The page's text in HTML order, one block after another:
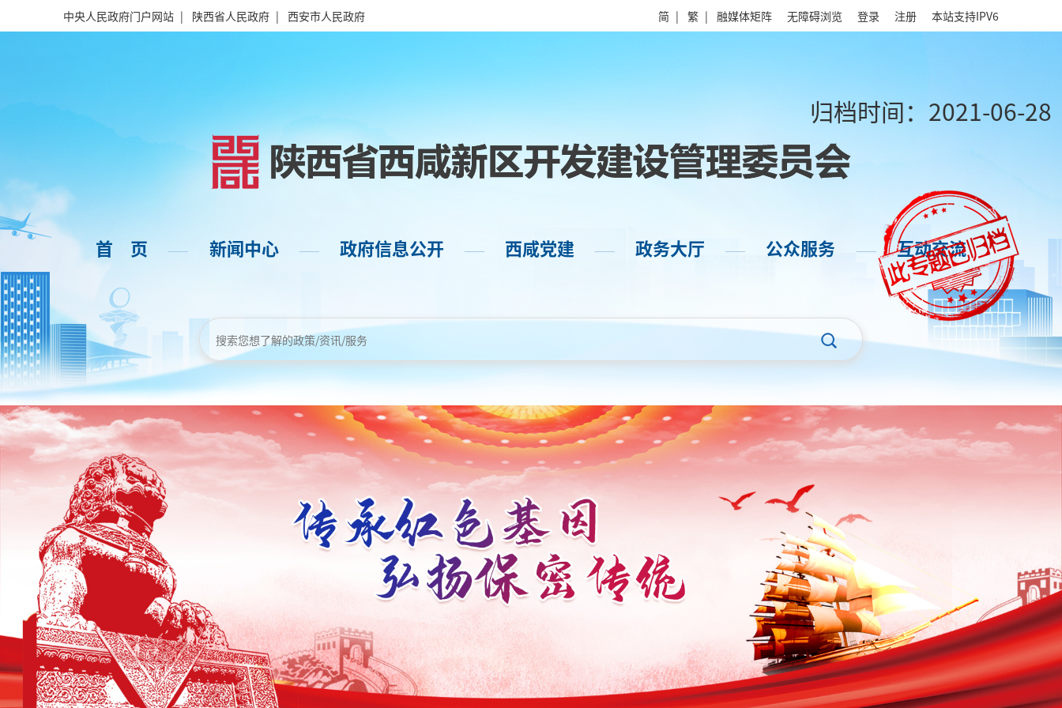
中央人民政府门户网站 | 陕西省人民政府 | 西安市人民政府 简 | 繁 | 融媒体矩阵 无障碍浏览 登录 注册 本站支持IPV6
首 页 —— 新闻中心 —— 政府信息公开 —— 西咸党建 —— 政务大厅 —— 公众服务 —— 互动交流
归档时间： 2021-06-28